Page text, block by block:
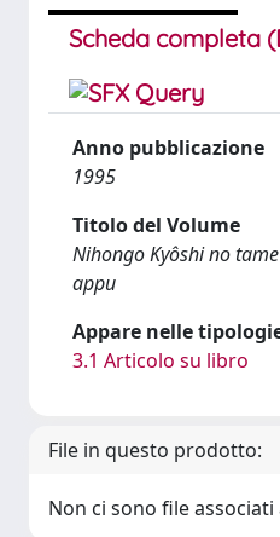
Scheda completa
Anno pubblicazione
1995
Titolo del Volume
Nihongo Kyôshi no
appu
Appare nelle
3.1 Articolo su libro
File in questo prodotto:
Non ci sono file